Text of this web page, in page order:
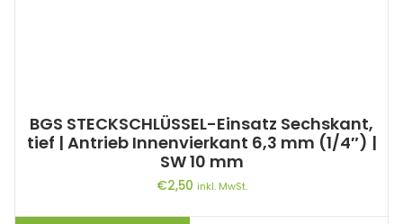
BGS STECKSCHLÜSSEL-Einsatz Sechskant,
tief | Antrieb Innenvierkant 6,3 mm (1/4″) |
SW 10 mm
€2,50 inkl. MwSt.